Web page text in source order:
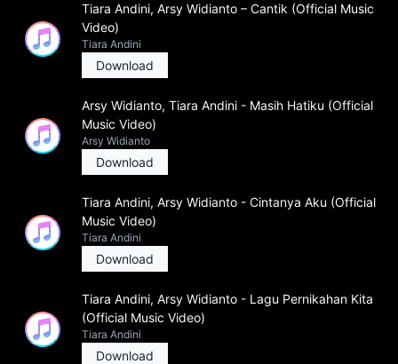
Tiara Andini, Arsy Widianto – Cantik (Official Music
Video)
Tiara Andini
Download
Arsy Widianto, Tiara Andini - Masih Hatiku (Official
Music Video)
Arsy Widianto
Download
Tiara Andini, Arsy Widianto - Cintanya Aku (Official
Music Video)
Tiara Andini
Download
Tiara Andini, Arsy Widianto - Lagu Pernikahan Kita
(Official Music Video)
Tiara Andini
Download